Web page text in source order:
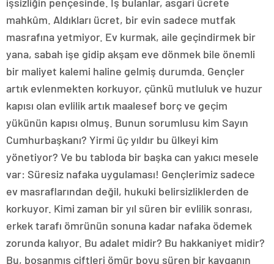
mahkûm. Aldıkları ücret, bir evin sadece mutfak
masrafına yetmiyor. Ev kurmak, aile geçindirmek bir
yana, sabah işe gidip akşam eve dönmek bile önemli
bir maliyet kalemi haline gelmiş durumda. Gençler
artık evlenmekten korkuyor, çünkü mutluluk ve huzur
kapısı olan evlilik artık maalesef borç ve geçim
yükünün kapısı olmuş. Bunun sorumlusu kim Sayın
Cumhurbaşkanı? Yirmi üç yıldır bu ülkeyi kim
yönetiyor? Ve bu tabloda bir başka can yakıcı mesele
var: Süresiz nafaka uygulaması! Gençlerimiz sadece
ev masraflarından değil, hukuki belirsizliklerden de
korkuyor. Kimi zaman bir yıl süren bir evlilik sonrası,
erkek tarafı ömrünün sonuna kadar nafaka ödemek
zorunda kalıyor. Bu adalet midir? Bu hakkaniyet midir?
Bu, boşanmış çiftleri ömür boyu süren bir kavganın